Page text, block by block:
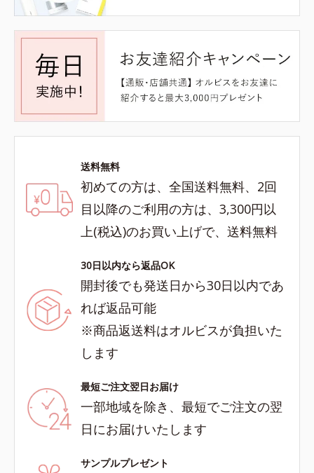
送料無料
初めての方は、全国送料無料、2回
目以降のご利用の方は、3,300円以
上(税込)のお買い上げで、送料無料
30日以内なら返品OK
開封後でも発送日から30日以内であ
れば返品可能
※商品返送料はオルビスが負担いた
します
最短ご注文翌日お届け
一部地域を除き、最短でご注文の翌
日にお届けいたします
サンプルプレゼント